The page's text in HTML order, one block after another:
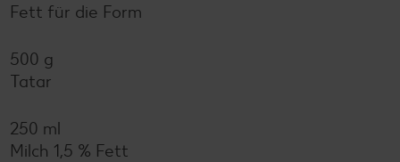
Fett für die Form
500 g
Tatar
250 ml
Milch 1,5 % Fett